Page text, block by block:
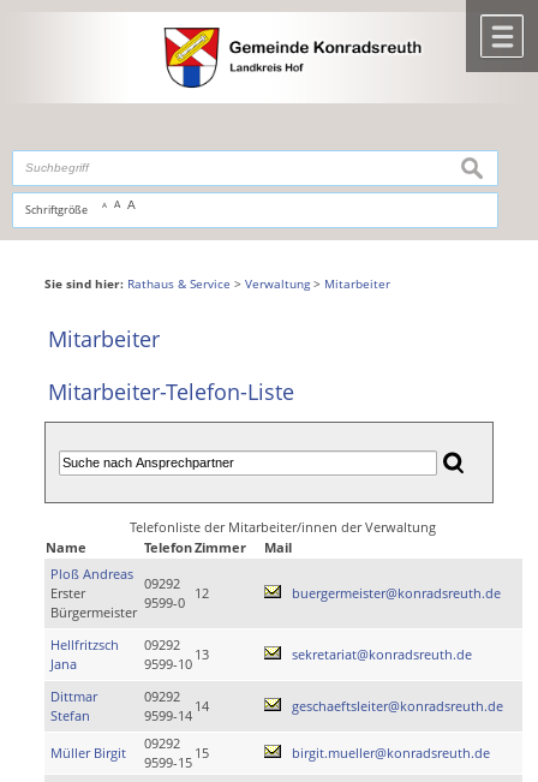
,zur Navigationoderzur Startseitespringen.
Schriftgröße A A A
suchen
Sie sind hier: Rathaus & Service > Verwaltung> Mitarbeiter
Mitarbeiter
Mitarbeiter-Telefon-Liste
Telefonliste der Mitarbeiter/innen der Verwaltung
Name
TelefonZimmer
Mail
Ploß Andreas
Erster
Bürgermeister
09292
9599-0
12 buergermeister@konradsreuth.de
Hellfritzsch
Jana
09292
9599-10
13 sekretariat@konradsreuth.de
Dittmar
Stefan
09292
9599-14
14 geschaeftsleiter@konradsreuth.de
Müller Birgit
09292
9599-15
15 birgit.mueller@konradsreuth.de